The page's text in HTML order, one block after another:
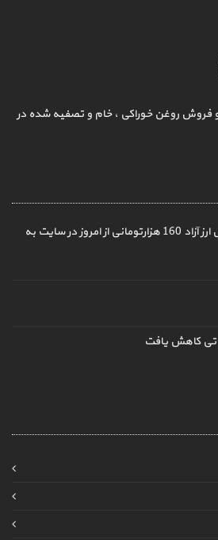
روغن خوراکی ، خام و تصفیه شده در
تمام قیمتهای روغن بر اساس ارز آزاد 160 هزارتومانی از امروز در سایت به
کاهش یافت